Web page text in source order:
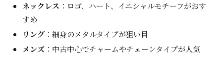
ネックレス ：ロゴ、ハート、イニシャルモチーフがおす
すめ
リング ：細身のメタルタイプが狙い目
メンズ ：中古中心でチャームやチェーンタイプが人気